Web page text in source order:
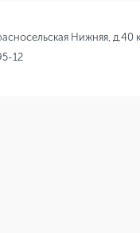
Нижняя, д.40
12